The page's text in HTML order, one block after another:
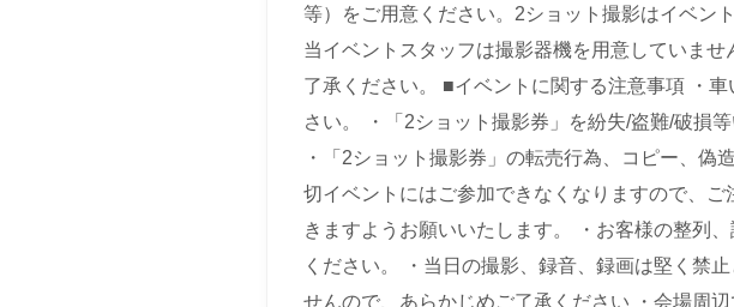
等）をご用意ください。2ショット撮影はイベン
当イベントスタッフは撮影器機を用意していま
了承ください。 ■イベントに関する注意事項 ・
さい。 ・「2ショット撮影券」を紛失/盗難/破損
・「2ショット撮影券」の転売行為、コピー、
切イベントにはご参加できなくなりますので、
きますようお願いいたします。 ・お客様の整列
ください。 ・当日の撮影、録音、録画は堅く禁
せんので、あらかじめご了承ください ・会場周